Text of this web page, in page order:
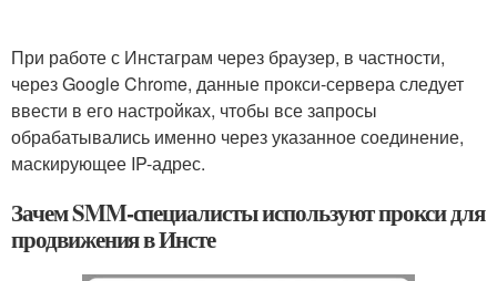
При работе с Инстаграм через браузер, в частности,
через Google Chrome, данные прокси-сервера следует
ввести в его настройках, чтобы все запросы
обрабатывались именно через указанное соединение,
маскирующее IP-адрес.
Зачем SMM-специалисты используют прокси для
продвижения в Инсте